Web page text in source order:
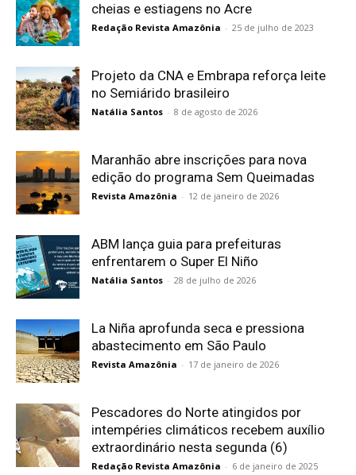
cheias e estiagens no Acre
Redação Revista Amazônia - 25 de julho de 2023
Projeto da CNA e Embrapa reforça leite
no Semiárido brasileiro
Natália Santos - 8 de agosto de 2026
Maranhão abre inscrições para nova
edição do programa Sem Queimadas
Revista Amazônia - 12 de janeiro de 2026
ABM lança guia para prefeituras
enfrentarem o Super El Niño
Natália Santos - 28 de julho de 2026
La Niña aprofunda seca e pressiona
abastecimento em São Paulo
Revista Amazônia - 17 de janeiro de 2026
Pescadores do Norte atingidos por
intempéries climáticos recebem auxílio
extraordinário nesta segunda (6)
Redação Revista Amazônia - 6 de janeiro de 2025